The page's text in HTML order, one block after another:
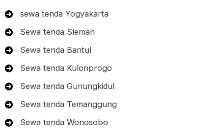
sewa tenda Yogyakarta
Sewa tenda Sleman
Sewa tenda Bantul
Sewa tenda Kulonprogo
Sewa tenda Gunungkidul
Sewa tenda Temanggung
Sewa tenda Wonosobo